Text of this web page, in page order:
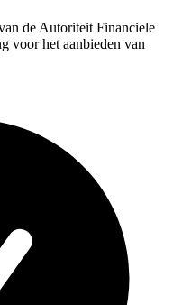
de Autoriteit Financiele
voor het aanbieden van